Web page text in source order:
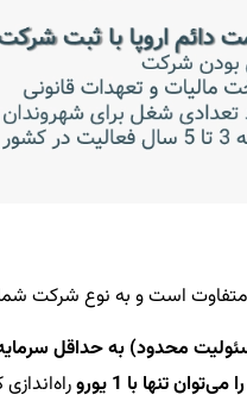
متفاوت است و به نوع شرکت
راه‌اندازی